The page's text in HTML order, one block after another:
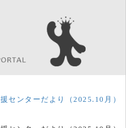
センターだより（2025.10月）